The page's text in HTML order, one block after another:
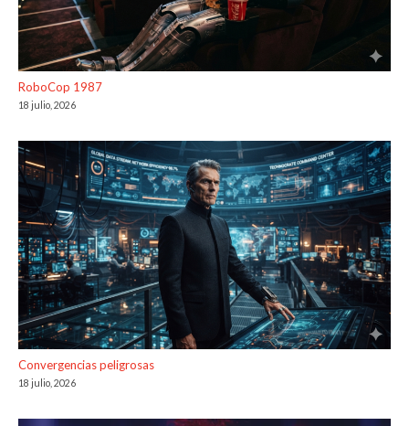
RoboCop 1987
18 julio, 2026
Convergencias peligrosas
18 julio, 2026